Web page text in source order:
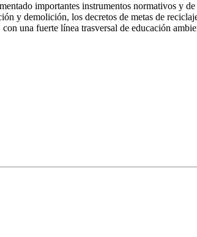
importantes instrumentos normativos y
y demolición, los decretos de metas de
una fuerte línea trasversal de educación